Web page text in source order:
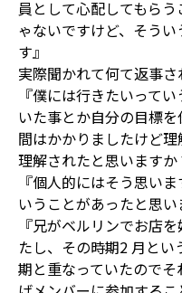
員として心配してもら
ゃないですけど、そう
す』
実際聞かれて何て返事さ
『僕には行きたいって
いた事とか自分の目標
間はかかりましたけど理
理解されたと思いますか
『個人的にはそう思い
いうことがあったと思い
『兄がベルリンでお店
たし、その時期2 月と
期と重なっていたので